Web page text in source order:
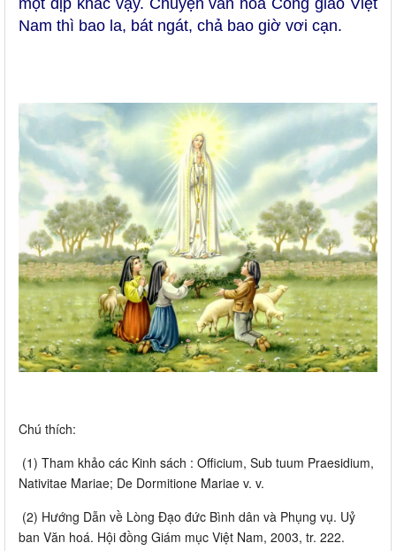
một dịp khác vậy. Chuyện văn hoá Công giáo Việt
Nam thì bao la, bát ngát, chả bao giờ vơi cạn.
Chú thích:
(1) Tham khảo các Kinh sách : Officium, Sub tuum Praesidium,
Nativitae Mariae; De Dormitione Mariae v. v.
(2) Hướng Dẫn về Lòng Đạo đức Bình dân và Phụng vụ. Uỷ
ban Văn hoá. Hội đồng Giám mục Việt Nam, 2003, tr. 222.